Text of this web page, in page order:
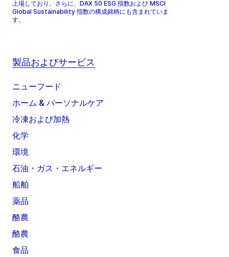
上場しており、さらに、DAX 50 ESG 指数および MSCI
Global Sustainability 指数の構成銘柄にも含まれていま
す。
製品およびサービス
ニューフード
ホーム & パーソナルケア
冷凍および加熱
化学
環境
石油・ガス・エネルギー
船舶
薬品
酪農
酪農
食品